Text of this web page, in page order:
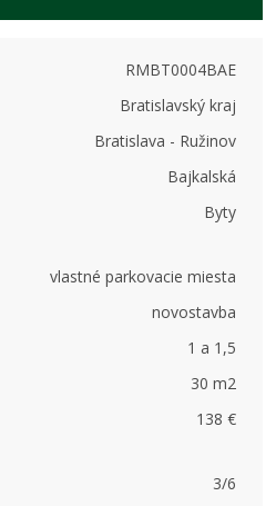
RMBT0004BAE
Bratislavský kraj
Bratislava - Ružinov
Bajkalská
Byty
vlastné parkovacie miesta
novostavba
1 a 1,5
30 m2
138 €
3/6